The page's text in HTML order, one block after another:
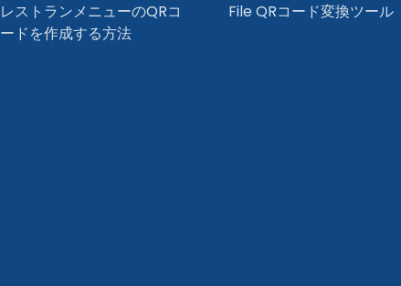
レストランメニューのQRコ
ードを作成する方法
File QRコード変換ツール